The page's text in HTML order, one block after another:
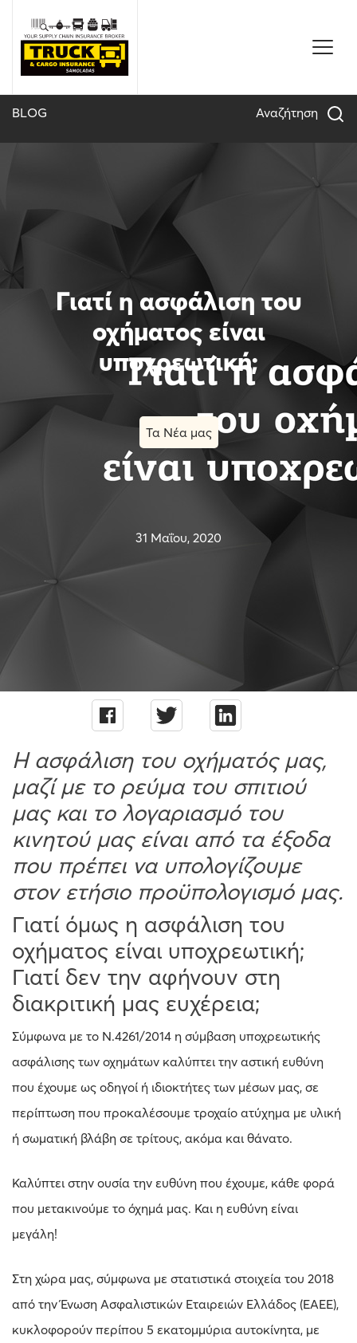
content
BLOG Αναζήτηση
Γιατί η ασφάλιση του
οχήµατος είναι
υποχρεωτική;
Τα Νέα μας
31 Μαΐου, 2020
Η ασφάλιση του οχήµατός µας,
µαζί µε το ρεύµα του σπιτιού
µας και το λογαριασµό του
κινητού µας είναι από τα έξοδα
που πρέπει να υπολογίζουµε
στον ετήσιο προϋπολογισµό µας.
Γιατί όµως η ασφάλιση του
οχήµατος είναι υποχρεωτική;
Γιατί δεν την αφήνουν στη
διακριτική µας ευχέρεια;
Σύμφωνα με το Ν.4261/2014 η σύμβαση υποχρεωτικής
ασφάλισης των οχημάτων καλύπτει την αστική ευθύνη
που έχουμε ως οδηγοί ή ιδιοκτήτες των μέσων μας, σε
περίπτωση που προκαλέσουμε τροχαίο ατύχημα με υλική
ή σωματική βλάβη σε τρίτους, ακόμα και θάνατο.
Καλύπτει στην ουσία την ευθύνη που έχουμε, κάθε φορά
που μετακινούμε το όχημά μας. Και η ευθύνη είναι
μεγάλη!
Στη χώρα μας, σύμφωνα με στατιστικά στοιχεία του 2018
από την Ένωση Ασφαλιστικών Εταιρειών Ελλάδος (ΕΑΕΕ),
κυκλοφορούν περίπου 5 εκατομμύρια αυτοκίνητα, με